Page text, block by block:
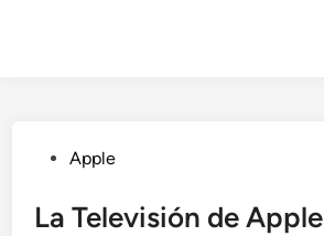
Publicado
Apple
La Televisión de Apple